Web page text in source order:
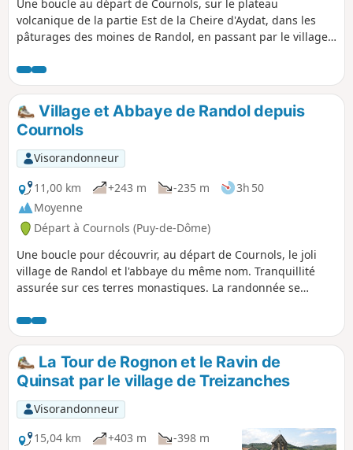
Une boucle au départ de Cournols, sur le plateau
volcanique de la partie Est de la Cheire d'Aydat, dans les
pâturages des moines de Randol, en passant par le village
anciennes, d'une belle église romane et d'un très beau
château. Se greffent sur cette boucle deux courts aller-
retour pour découvrir un lavoir à Saint-Saturnin et une allée
couverte à Cournols.
Village et Abbaye de Randol depuis
Cournols
Visorandonneur
11,00 km
+243 m -235 m
3h 50
Moyenne
Départ à Cournols (Puy-de-Dôme)
Une boucle pour découvrir, au départ de Cournols, le joli
village de Randol et l'abbaye du même nom. Tranquillité
assurée sur ces terres monastiques. La randonnée se
qui offre des vues dégagées sur la vallée de la Monne et,
vers l'Est, sur le Forez. Découvrez ensuite le très beau
Dolmen de la Grotte, puis, en arrivant à Cournols, un beau
lavoir restauré et sa fontaine.
La Tour de Rognon et le Ravin de
Quinsat par le village de Treizanches
Visorandonneur
15,04 km
+403 m
-398 m